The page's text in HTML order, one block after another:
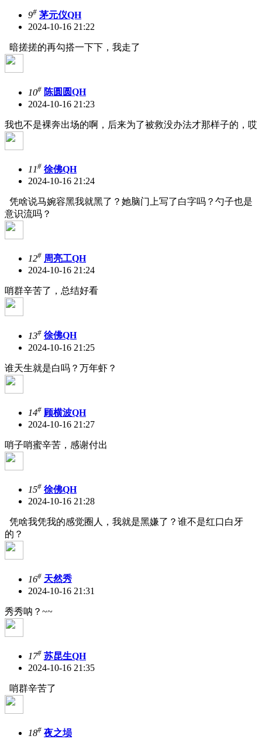
9# 茅元仪QH
2024-10-16 21:22
暗搓搓的再勾搭一下下，我走了
10# 陈圆圆QH
2024-10-16 21:23
我也不是裸奔出场的啊，后来为了被救没办法才那样子的，哎
11# 徐佛QH
2024-10-16 21:24
凭啥说马婉容黑我就黑了？她脑门上写了白字吗？勺子也是
意识流吗？
12# 周亮工QH
2024-10-16 21:24
哨群辛苦了，总结好看
13# 徐佛QH
2024-10-16 21:25
谁天生就是白吗？万年虾？
14# 顾横波QH
2024-10-16 21:27
哨子哨蜜辛苦，感谢付出
15# 徐佛QH
2024-10-16 21:28
凭啥我凭我的感觉圈人，我就是黑嫌了？谁不是红口白牙
的？
16# 天然秀
2024-10-16 21:31
秀秀呐？~~
17# 苏昆生QH
2024-10-16 21:35
哨群辛苦了
18# 夜之埙